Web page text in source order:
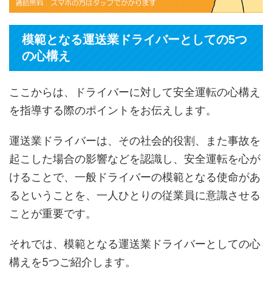
模範となる運送業ドライバーとしての5つ
の心構え
ここからは、ドライバーに対して安全運転の心構え
を指導する際のポイントをお伝えします。
運送業ドライバーは、その社会的役割、また事故を
起こした場合の影響などを認識し、安全運転を心が
けることで、一般ドライバーの模範となる使命があ
るということを、一人ひとりの従業員に意識させる
ことが重要です。
それでは、模範となる運送業ドライバーとしての心
構えを5つご紹介します。